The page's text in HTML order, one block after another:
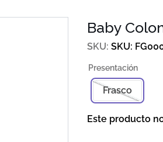
Baby
SKU:
Frasco
Este producto